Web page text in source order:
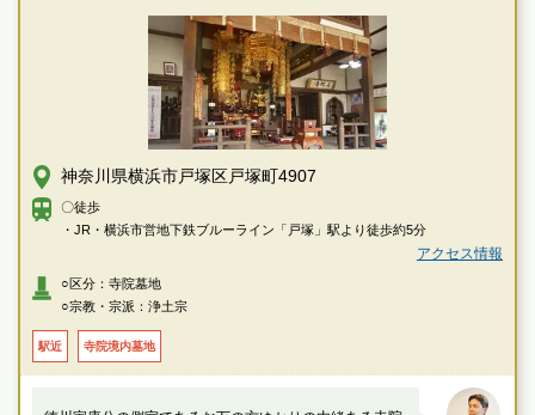
神奈川県横浜市戸塚区戸塚町4907
〇徒歩
・JR・横浜市営地下鉄ブルーライン「戸塚」駅より徒歩約5分
アクセス情報
○区分：寺院墓地
○宗教・宗派：浄土宗
駅近 寺院境内墓地